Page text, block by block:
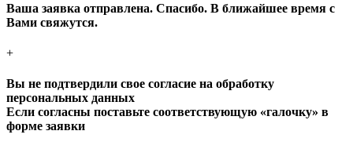
Ваша заявка отправлена. Спасибо. В ближайшее время с
Вами свяжутся.
+
Вы не подтвердили свое согласие на обработку
персональных данных
Если согласны поставьте соответствующую «галочку» в
форме заявки